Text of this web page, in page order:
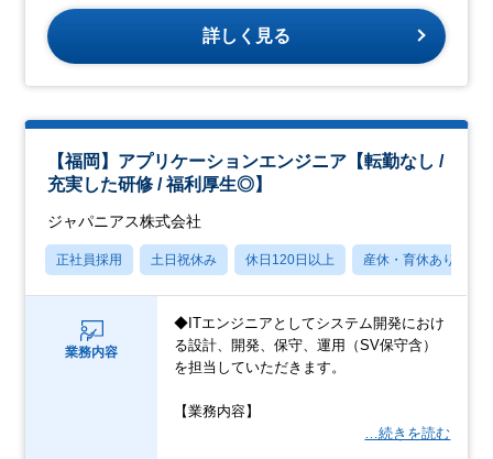
詳しく見る
【福岡】アプリケーションエンジニア【転勤なし /
充実した研修 / 福利厚生◎】
ジャパニアス株式会社
正社員採用 土日祝休み 休日120日以上 産休・育休あり
業務内容
◆ITエンジニアとしてシステム開発におけ
る設計、開発、保守、運用（SV保守含）
を担当していただきます。
【業務内容】
…続きを読む